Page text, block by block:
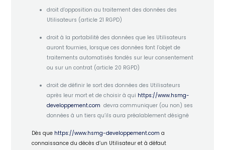
droit d’opposition au traitement des données des
Utilisateurs (article 21 RGPD)
droit à la portabilité des données que les Utilisateurs
auront fournies, lorsque ces données font l’objet de
traitements automatisés fondés sur leur consentement
ou sur un contrat (article 20 RGPD)
droit de définir le sort des données des Utilisateurs
après leur mort et de choisir à qui https://www.hsmg-
developpement.com devra communiquer (ou non) ses
données à un tiers qu’ils aura préalablement désigné
Dès que https://www.hsmg-developpement.com a
connaissance du décès d’un Utilisateur et à défaut